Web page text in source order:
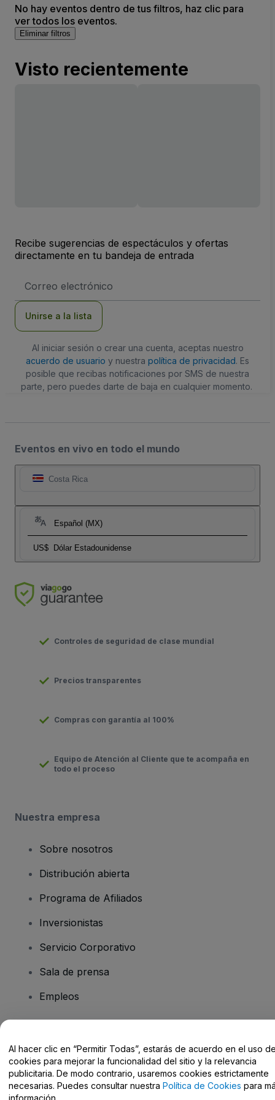
No hay eventos dentro de tus filtros, haz clic para
ver todos los eventos.
Eliminar filtros
Visto recientemente
Recibe sugerencias de espectáculos y ofertas
directamente en tu bandeja de entrada
de
Unirse a la lista
Al iniciar sesión o crear una cuenta, aceptas nuestro
acuerdo de usuario y nuestra política de privacidad. Es
posible que recibas notificaciones por SMS de nuestra
parte, pero puedes darte de baja en cualquier momento.
Eventos en vivo en todo el mundo
Costa Rica
Español (MX)
US$ Dólar Estadounidense
Controles de seguridad de clase mundial
Precios transparentes
Compras con garantía al 100%
Equipo de Atención al Cliente que te acompaña en
todo el proceso
Nuestra empresa
Sobre nosotros
Distribución abierta
Programa de Afiliados
Inversionistas
Servicio Corporativo
Sala de prensa
Empleos
Centro de Ayuda / Contacto
Al hacer clic en “Permitir Todas”, estarás de acuerdo en el uso
cookies para mejorar la funcionalidad del sitio y la relevancia
publicitaria. De modo contrario, usaremos cookies estrictamente
necesarias. Puedes consultar nuestra Política de Cookies para
información.